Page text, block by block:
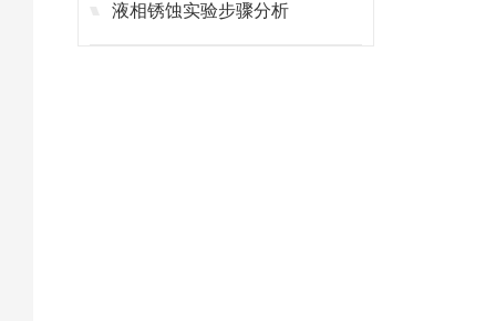
液相锈蚀实验步骤分析